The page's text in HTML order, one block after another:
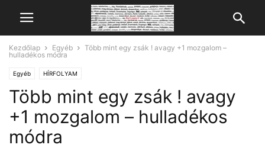
Kezdőlap Egyéb
Több mint egy zsák ! avagy +1 mozgalom –
hulladékos módra
Egyéb HÍRFOLYAM
Több mint egy zsák ! avagy
+1 mozgalom – hulladékos
módra